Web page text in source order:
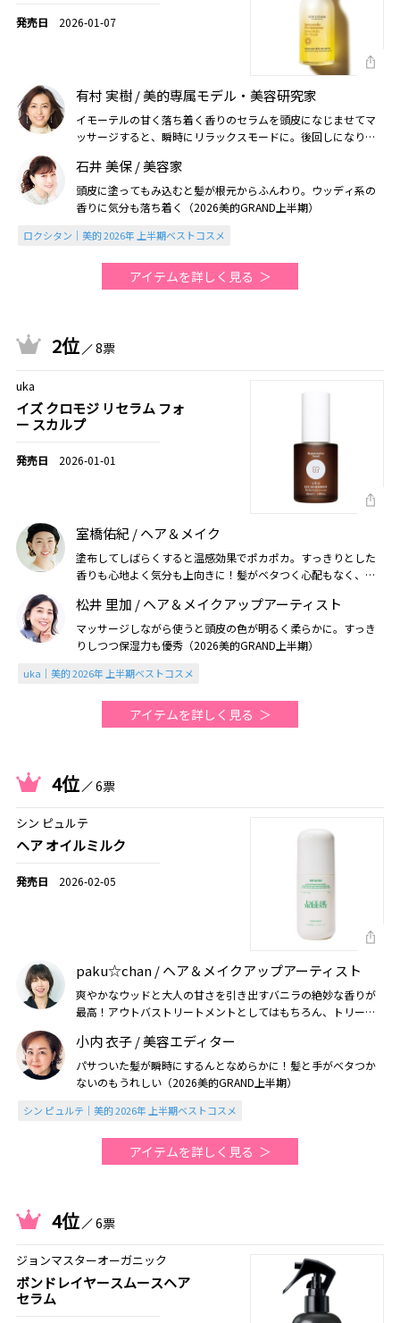
2026-01-07
有村 実樹 / 美的専属モデル・美容研究家
イモーテルの甘く落ち着く香りのセラムを頭皮になじませてマ
ッサージすると、瞬時にリラックスモードに。後回しになりが
石井 美保 / 美容家
頭皮に塗ってもみ込むと髪が根元からふんわり。ウッディ系の
香りに気分も落ち着く（2026美的GRAND上半期）
ロクシタン｜美的 2026年 上半期ベストコスメ
アイテムを詳しく見る
2位 8票
uka
イズ クロモジ リセラム フォ
ー スカルプ
2026-01-01
室橋佑紀 / ヘア＆メイク
塗布してしばらくすると温感効果でポカポカ。すっきりとした
香りも心地よく気分も上向きに！髪がベタつく心配もなく、ス
松井 里加 / ヘア＆メイクアップアーティスト
マッサージしながら使うと頭皮の色が明るく柔らかに。すっき
りしつつ保湿力も優秀（2026美的GRAND上半期）
uka｜美的 2026年 上半期ベストコスメ
アイテムを詳しく見る
4位 6票
シン ピュルテ
ヘア オイルミルク
2026-02-05
paku☆chan / ヘア＆メイクアップアーティスト
爽やかなウッドと大人の甘さを引き出すバニラの絶妙な香りが
最高！アウトバストリートメントとしてはもちろん、トリート
小内 衣子 / 美容エディター
パサついた髪が瞬時にするんとなめらかに！髪と手がベタつか
ないのもうれしい（2026美的GRAND上半期）
シン ピュルテ｜美的 2026年 上半期ベストコスメ
アイテムを詳しく見る
4位 6票
ジョンマスターオーガニック
ボンドレイヤースムースヘア
セラム